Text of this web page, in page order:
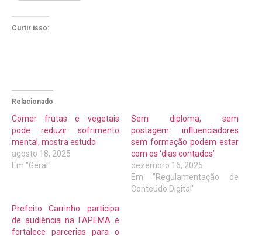
Curtir isso:
Relacionado
Comer frutas e vegetais
pode reduzir sofrimento
mental, mostra estudo
agosto 18, 2025
Em "Geral"
Sem diploma, sem
postagem: influenciadores
sem formação podem estar
com os ‘dias contados’
dezembro 16, 2025
Em "Regulamentação de
Conteúdo Digital"
Prefeito Carrinho participa
de audiência na FAPEMA e
fortalece parcerias para o